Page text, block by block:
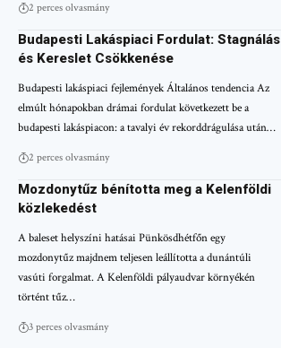
2 perces olvasmány
Budapesti Lakáspiaci Fordulat: Stagnálás
és Kereslet Csökkenése
Budapesti lakáspiaci fejlemények Általános tendencia Az
elmúlt hónapokban drámai fordulat következett be a
budapesti lakáspiacon: a tavalyi év rekorddrágulása után…
2 perces olvasmány
Mozdonytűz bénította meg a Kelenföldi
közlekedést
A baleset helyszíni hatásai Pünkösdhétfőn egy
mozdonytűz majdnem teljesen leállította a dunántúli
vasúti forgalmat. A Kelenföldi pályaudvar környékén
történt tűz…
3 perces olvasmány